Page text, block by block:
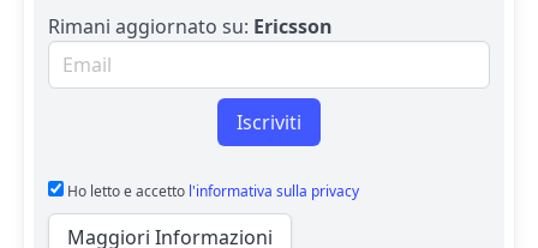
Rimani aggiornato su: Ericsson
Email per newsletter
Iscriviti
Ho letto e accetto l'informativa sulla privacy
Maggiori Informazioni